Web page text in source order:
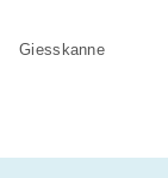
Giesskanne